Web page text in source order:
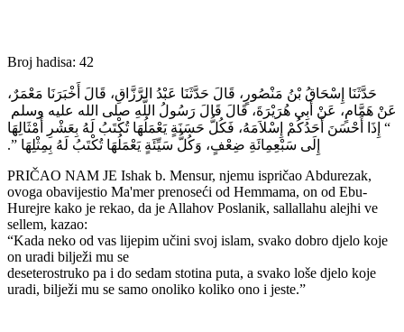
Broj hadisa: 42
حَدَّثَنَا إِسْحَاقُ بْنُ مَنْصُورٍ، قَالَ حَدَّثَنَا عَبْدُ الرَّزَّاقِ، قَالَ أَخْبَرَنَا مَعْمَرٌ،
عَنْ هَمَّامٍ، عَنْ أَبِي هُرَيْرَةَ، قَالَ قَالَ رَسُولُ اللَّهِ صلى الله عليه وسلم ‏
“‏ إِذَا أَحْسَنَ أَحَدُكُمْ إِسْلاَمَهُ، فَكُلُّ حَسَنَةٍ يَعْمَلُهَا تُكْتَبُ لَهُ بِعَشْرِ أَمْثَالِهَا
إِلَى سَبْعِمِائَةِ ضِعْفٍ، وَكُلُّ سَيِّئَةٍ يَعْمَلُهَا تُكْتَبُ لَهُ بِمِثْلِهَا ‏”‏‏.‏
PRIČAO NAM JE Ishak b. Mensur, njemu ispričao Abdurezak,
ovoga obavijestio Ma'mer prenoseći od Hemmama, on od Ebu-
Hurejre kako je rekao, da je Allahov Poslanik, sallallahu alejhi ve
sellem, kazao:
“Kada neko od vas lijepim učini svoj islam, svako dobro djelo koje
on uradi bilježi mu se
deseterostruko pa i do sedam stotina puta, a svako loše djelo koje
uradi, bilježi mu se samo onoliko koliko ono i jeste.”